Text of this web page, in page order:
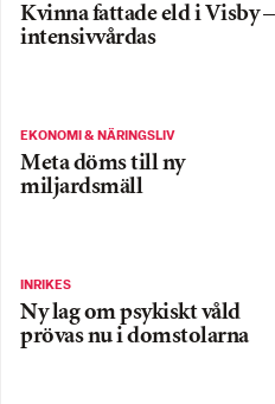
Kvinna fattade eld i Visby –
intensivvårdas
EKONOMI & NÄRINGSLIV
Meta döms till ny
miljardsmäll
INRIKES
Ny lag om psykiskt våld
prövas nu i domstolarna